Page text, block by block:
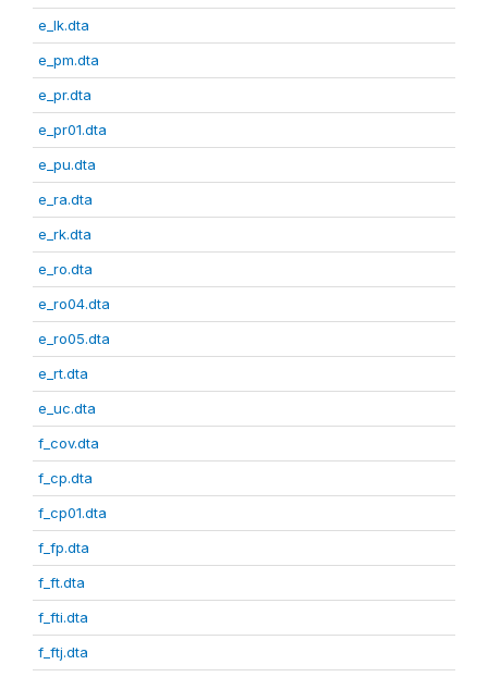
e_lk.dta
e_pm.dta
e_pr.dta
e_pr01.dta
e_pu.dta
e_ra.dta
e_rk.dta
e_ro.dta
e_ro04.dta
e_ro05.dta
e_rt.dta
e_uc.dta
f_cov.dta
f_cp.dta
f_cp01.dta
f_fp.dta
f_ft.dta
f_fti.dta
f_ftj.dta